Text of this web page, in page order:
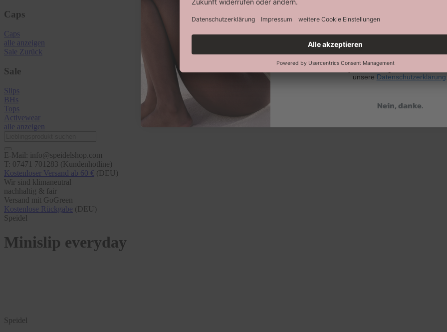
Caps
Caps
alle anzeigen
Sale Zurück
Sale
Slips
BHs
Tops
Activewear
alle anzeigen
E-Mail: info@speidelshop.com
T: 07471 701283 (Kundenhotline)
Kostenloser Versand ab 60 € (DEU)
Wir sind klimaneutral
nachhaltig & fair
Versand mit GoGreen
Kostenlose Rückgabe (DEU)
Speidel
Minislip everyday
Speidel
Abonnieren
Keine Datenweitergabe an Dritte. Eine
jederzeit möglich. Hier findest
unsere Datenschutzerklärung
Nein, danke.